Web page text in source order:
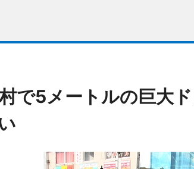
で5メートルの巨大